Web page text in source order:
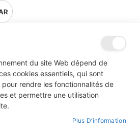
ALBUMS ILLUSTRÉS BD
du site Web dépend de
cookies essentiels, qui sont
pour rendre les fonctionnalités de
et permettre une utilisation
Plus D’information